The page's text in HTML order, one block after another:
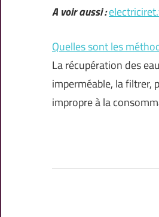
A voir aussi :
Quelles sont les
La récupération des
imperméable, la filtrer,
impropre à la